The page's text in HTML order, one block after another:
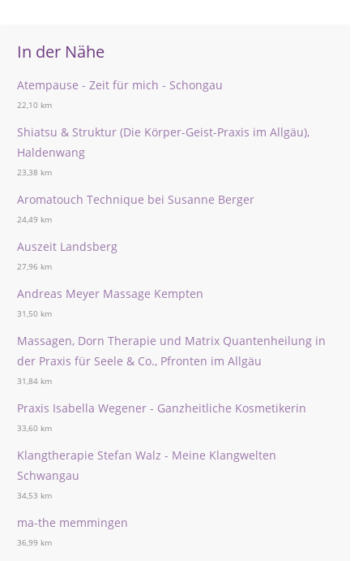
In der Nähe
Atempause - Zeit für mich - Schongau
22,10 km
Shiatsu & Struktur (Die Körper-Geist-Praxis im Allgäu),
Haldenwang
23,38 km
Aromatouch Technique bei Susanne Berger
24,49 km
Auszeit Landsberg
27,96 km
Andreas Meyer Massage Kempten
31,50 km
Massagen, Dorn Therapie und Matrix Quantenheilung in
der Praxis für Seele & Co., Pfronten im Allgäu
31,84 km
Praxis Isabella Wegener - Ganzheitliche Kosmetikerin
33,60 km
Klangtherapie Stefan Walz - Meine Klangwelten
Schwangau
34,53 km
ma-the memmingen
36,99 km